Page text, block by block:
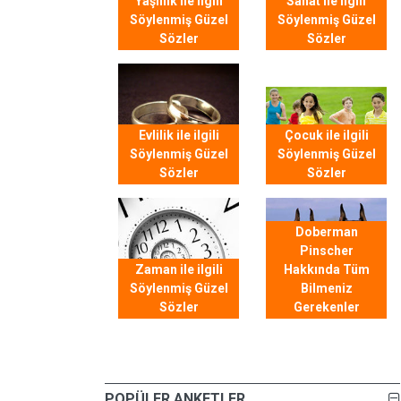
Söylenmiş Güzel
Sözler
Söylenmiş Güzel
Sözler
Evlilik ile ilgili
Söylenmiş Güzel
Sözler
Çocuk ile ilgili
Söylenmiş Güzel
Sözler
Zaman ile ilgili
Söylenmiş Güzel
Sözler
Doberman
Pinscher
Hakkında Tüm
Bilmeniz
Gerekenler